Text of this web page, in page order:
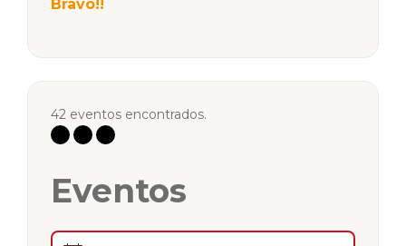
Bravo!!
42 eventos encontrados.
Eventos